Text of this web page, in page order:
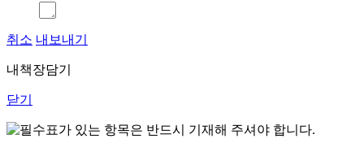
취소 내보내기
내책장담기
닫기
표가 있는 항목은 반드시 기재해 주셔야 합니다.